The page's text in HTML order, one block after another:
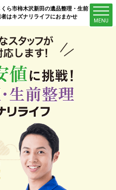
くら市柿木沢新田の遺品整理・生前整理
者はキズナリライフにおまかせ